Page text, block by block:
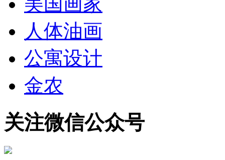
人体油画
公寓设计
金农
关注微信公众号